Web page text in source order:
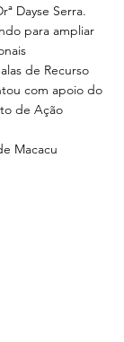
Dayse Serra.
para ampliar
de Recurso
com apoio do
de Ação
Macacu